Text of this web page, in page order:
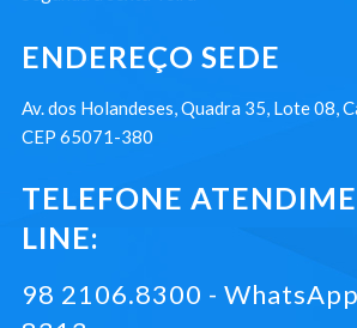
ENDEREÇO SEDE
Av. dos Holandeses, Quadra 35, Lote 08,
CEP 65071-380
TELEFONE
LINE:
98 2106.8300 -